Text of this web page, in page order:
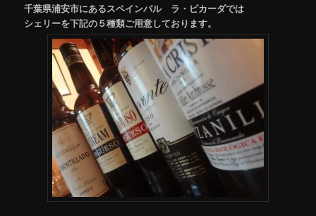
千葉県浦安市にあるスペインバル ラ・ピカーダでは
シェリーを下記の５種類ご用意しております。